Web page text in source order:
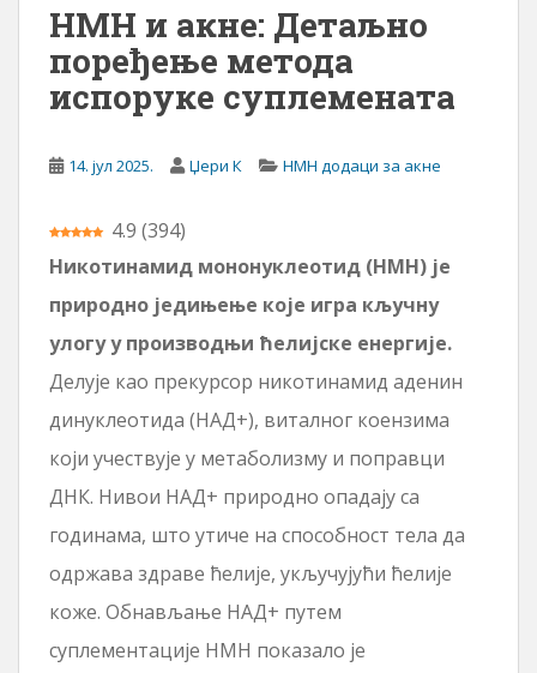
НМН и акне: Детаљно
поређење метода
испоруке суплемената
14. јул 2025. Џери К НМН додаци за акне
4.9 (394)
Никотинамид мононуклеотид (НМН) је
природно једињење које игра кључну
улогу у производњи ћелијске енергије.
Делује као прекурсор никотинамид аденин
динуклеотида (НАД+), виталног коензима
који учествује у метаболизму и поправци
ДНК. Нивои НАД+ природно опадају са
годинама, што утиче на способност тела да
одржава здраве ћелије, укључујући ћелије
коже. Обнављање НАД+ путем
суплементације НМН показало је